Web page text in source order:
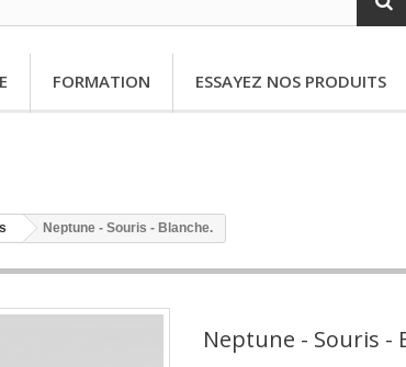
FORMATION ESSAYEZ NOS PRODUITS
Neptune - Souris - Blanche.
Neptune - Souris -